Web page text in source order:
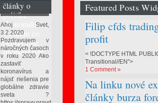
články o
politike
ekonomike
všetkom čo
ovplyvnuje
finančné trhy
február 3 2020
Ahoj Svet,
3.2.2020
Pozdravujem v
náročných časoch
v roku 2020 Ako
zastaviť
koronavírus a
nájsť riešenia pre
globálne zdravie
sveta ?
Featured Posts
Filip cfds
profit
< !DOCTYPE HTML
Transitional//EN">
1 Comment »
Na linku nové
články burza